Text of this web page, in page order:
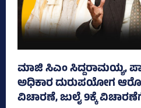
ಮಾಜಿ ಸಿಎಂ ಸಿದ್ದರಾಮಯ್ಯ,
ಅಧಿಕಾರ ದುರುಪಯೋಗ
ವಿಚಾರಣೆ, ಜುಲೈ 9ಕ್ಕೆ